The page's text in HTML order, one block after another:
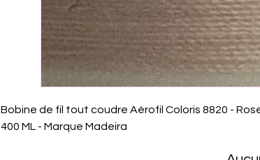
Bobine de fil tout coudre Aérofil Coloris 8820 -
400 ML - Marque Madeira